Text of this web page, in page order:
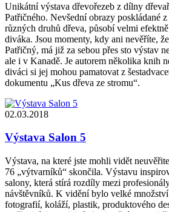
Unikátní výstava dřevořezeb z dílny
Patřičného. Nevšední obrazy poskládané
různých druhů dřeva, působí velmi
diváka. Jsou momenty, kdy ani nevěříte,
Patřičný, má již za sebou přes sto výstav
ale i v Kanadě. Je autorem několika knih
diváci si jej mohou pamatovat z
dokumentu „Kus dřeva ze stromu“.
02.03.2018
Výstava Salon 5
Výstava, na které jste mohli vidět
76 „výtvarníků“ skončila. Výstavu
salony, která stírá rozdíly mezi
návštěvníků. K vidění bylo velké
fotografií, koláží, plastik, produktového